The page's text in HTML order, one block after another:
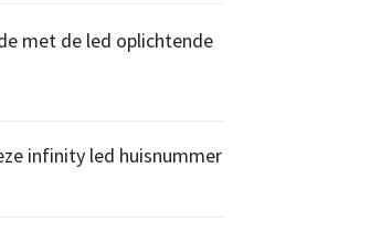
met de led oplichtende
infinity led huisnummer